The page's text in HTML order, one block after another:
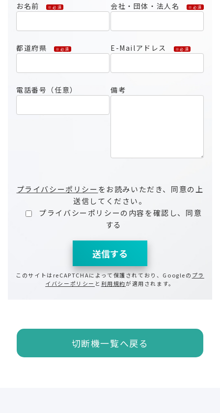
お名前 ※必須 会社・団体・法人名 ※必須
都道府県 ※必須 E-Mailアドレス ※必須
電話番号（任意） 備考
プライバシーポリシー をお読みいただき、同意の上
送信してください。
プライバシーポリシーの内容を確認し、同意
する
このサイトはreCAPTCHAによって保護されており、Googleの プラ
イバシーポリシー と 利用規約が適用されます。
切断機一覧へ戻る